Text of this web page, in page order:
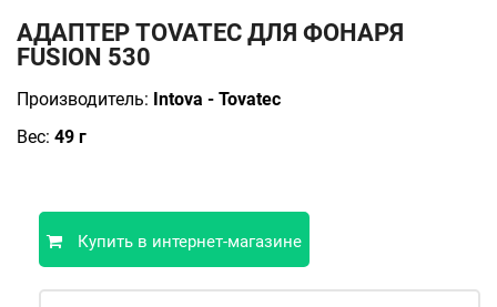
АДАПТЕР TOVATEC ДЛЯ ФОНАРЯ
FUSION 530
Производитель: Intova - Tovatec
Вес: 49 г
Купить в интернет-магазине